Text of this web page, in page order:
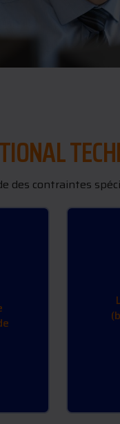
contraintes